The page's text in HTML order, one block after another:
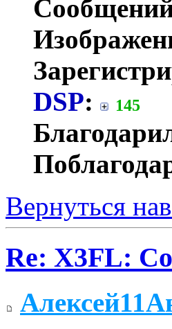
DSP: 145
Вернуться
Re: X3FL: